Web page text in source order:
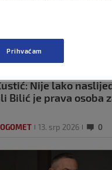
Nije lako
Bilić je prava osoba
13. srp 2026 0
Prihvaćam